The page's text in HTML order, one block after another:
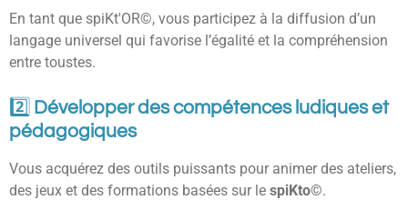
En tant que spiKt'OR©, vous participez à la diffusion d’un
langage universel qui favorise l’égalité et la compréhension
entre toustes.
2️⃣ Développer des compétences ludiques et
pédagogiques
Vous acquérez des outils puissants pour animer des ateliers,
des jeux et des formations basées sur le spiKto©.